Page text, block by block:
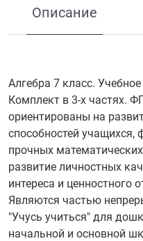
Описание
Алгебра 7 класс.
Комплект в 3-х частях.
ориентированы на
способностей учащихся,
прочных
развитие личностных
интереса и ценностного
Являются частью
"Учусь учиться" для
начальной и основной